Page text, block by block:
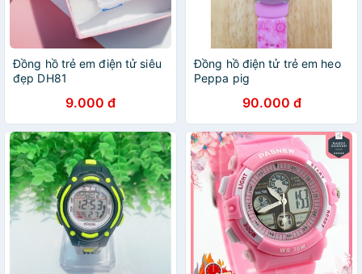
Đồng hồ trẻ em điện tử siêu
đẹp DH81
9.000 đ
Đồng hồ điện tử trẻ em heo
Peppa pig
90.000 đ